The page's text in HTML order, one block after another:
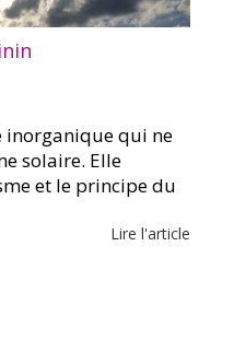
inorganique qui ne
solaire. Elle
et le principe du
Lire l'article